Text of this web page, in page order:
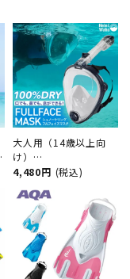
大人用（14歳以上向
け）
『TBSテレビ ラヴィッ
ルフェイスマスク
HeleiWaho ヘレイワホ
ALOHA フルフェイス
ドライシュノーケル メ
ッシュバッグ付き
4,480円 (税込)